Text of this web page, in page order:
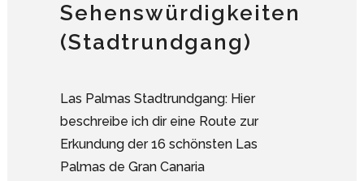
Sehenswürdigkeiten
(Stadtrundgang)
Las Palmas Stadtrundgang: Hier
beschreibe ich dir eine Route zur
Erkundung der 16 schönsten Las
Palmas de Gran Canaria